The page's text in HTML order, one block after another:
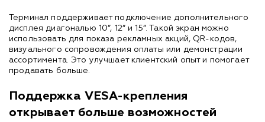
Терминал поддерживает подключение дополнительного
дисплея диагональю 10”, 12” и 15”. Такой экран можно
использовать для показа рекламных акций, QR-кодов,
визуального сопровождения оплаты или демонстрации
ассортимента. Это улучшает клиентский опыт и помогает
продавать больше.
Поддержка VESA-крепления
открывает больше возможностей